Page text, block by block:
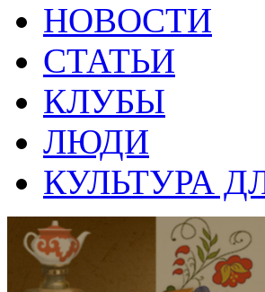
НОВОСТИ
СТАТЬИ
КЛУБЫ
ЛЮДИ
КУЛЬТУРА